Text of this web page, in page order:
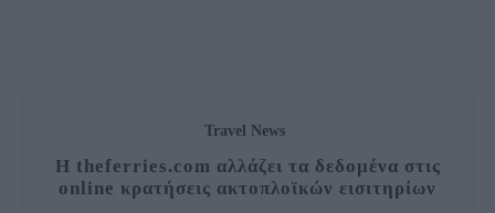
Travel News
Η theferries.com αλλάζει τα δεδομένα στις
online κρατήσεις ακτοπλοϊκών εισιτηρίων